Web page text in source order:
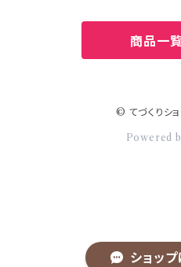
ショッ
商品一
© てづくりシ
Powered